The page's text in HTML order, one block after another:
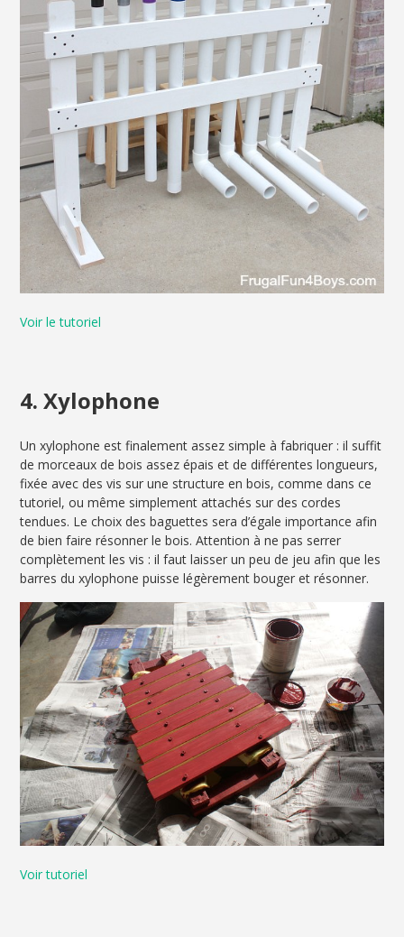
Voir le tutoriel
4. Xylophone
Un xylophone est finalement assez simple à fabriquer : il suffit
de morceaux de bois assez épais et de différentes longueurs,
fixée avec des vis sur une structure en bois, comme dans ce
tutoriel, ou même simplement attachés sur des cordes
tendues. Le choix des baguettes sera d’égale importance afin
de bien faire résonner le bois. Attention à ne pas serrer
complètement les vis : il faut laisser un peu de jeu afin que les
barres du xylophone puisse légèrement bouger et résonner.
Voir tutoriel